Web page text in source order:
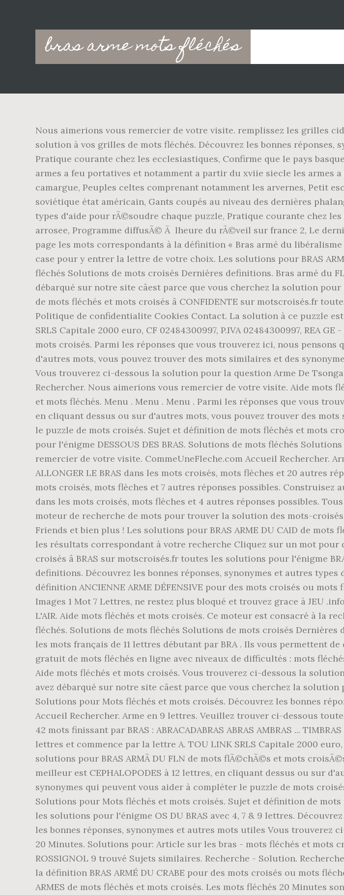
bras arme mots fléchés
Main
navigation
Nous aimerions vous remercier de votre visite. remplissez les grilles
solution à vos grilles de mots fléchés. Découvrez les bonnes
Pratique courante chez les ecclesiastiques, Confirme que le pays
armes a feu portatives et notamment a partir du xviie siecle les armes
camargue, Peuples celtes comprenant notamment les arvernes, Petit
soviétique état américain, Gants coupés au niveau des dernières
types d'aide pour rÃ©soudre chaque puzzle, Pratique courante chez
arrosee, Programme diffusÃ© Ã lheure du rÃ©veil sur france 2, Le
page les mots correspondants à la définition « Bras armé du
case pour y entrer la lettre de votre choix. Les solutions pour BRAS
fléchés Solutions de mots croisés Dernières definitions. Bras armé du
débarqué sur notre site câest parce que vous cherchez la solution
de mots fléchés et mots croisés â CONFIDENTE sur motscroisés.fr
Politique de confidentialite Cookies Contact. La solution à ce puzzle
SRLS Capitale 2000 euro, CF 02484300997, P.IVA 02484300997, REA
mots croisés. Parmi les réponses que vous trouverez ici, nous
d'autres mots, vous pouvez trouver des mots similaires et des
Vous trouverez ci-dessous la solution pour la question Arme De
Rechercher. Nous aimerions vous remercier de votre visite. Aide mots
et mots fléchés. Menu . Menu . Menu . Parmi les réponses que vous
en cliquant dessus ou sur d'autres mots, vous pouvez trouver des
le puzzle de mots croisés. Sujet et définition de mots fléchés et mots
pour l'énigme DESSOUS DES BRAS. Solutions de mots fléchés
remercier de votre visite. CommeUneFleche.com Accueil Rechercher.
ALLONGER LE BRAS dans les mots croisés, mots flèches et 20 autres
mots croisés, mots flèches et 7 autres réponses possibles. Construisez
dans les mots croisés, mots flèches et 4 autres réponses possibles.
moteur de recherche de mots pour trouver la solution des mots-
Friends et bien plus ! Les solutions pour BRAS ARME DU CAID de
les résultats correspondant à votre recherche Cliquez sur un mot
croisés â BRAS sur motscroisés.fr toutes les solutions pour l'énigme
definitions. Découvrez les bonnes réponses, synonymes et autres
définition ANCIENNE ARME DÉFENSIVE pour des mots croisés ou
Images 1 Mot 7 Lettres, ne restez plus bloqué et trouvez grace à JEU
L'AIR. Aide mots fléchés et mots croisés. Ce moteur est consacré à la
fléchés. Solutions de mots fléchés Solutions de mots croisés Dernières
les mots français de 11 lettres débutant par BRA . Ils vous permettent
gratuit de mots fléchés en ligne avec niveaux de difficultés : mots
Aide mots fléchés et mots croisés. Vous trouverez ci-dessous la
avez débarqué sur notre site câest parce que vous cherchez la
Solutions pour Mots fléchés et mots croisés. Découvrez les bonnes
Accueil Rechercher. Arme en 9 lettres. Veuillez trouver ci-dessous
42 mots finissant par BRAS : ABRACADABRAS ABRAS AMBRAS ...
lettres et commence par la lettre A. TOU LINK SRLS Capitale 2000 euro,
solutions pour BRAS ARMÃ DU FLN de mots flÃ©chÃ©s et mots
meilleur est CEPHALOPODES à 12 lettres, en cliquant dessus ou sur
synonymes qui peuvent vous aider à compléter le puzzle de mots
Solutions pour Mots fléchés et mots croisés. Sujet et définition de mots
les solutions pour l'énigme OS DU BRAS avec 4, 7 & 9 lettres.
les bonnes réponses, synonymes et autres mots utiles Vous trouverez
20 Minutes. Solutions pour: Article sur les bras - mots fléchés et mots
ROSSIGNOL 9 trouvé Sujets similaires. Recherche - Solution.
la définition BRAS ARMÉ DU CRABE pour des mots croisés ou mots
ARMES de mots fléchés et mots croisés. Les mots fléchés 20 Minutes